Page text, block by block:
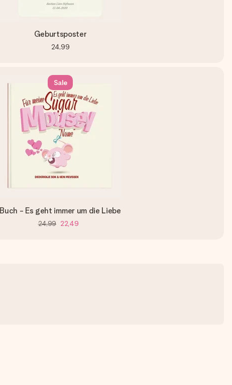
Geburtsposter
24,99
Sale
Buch - Es geht immer um die Liebe
24,99 22,49